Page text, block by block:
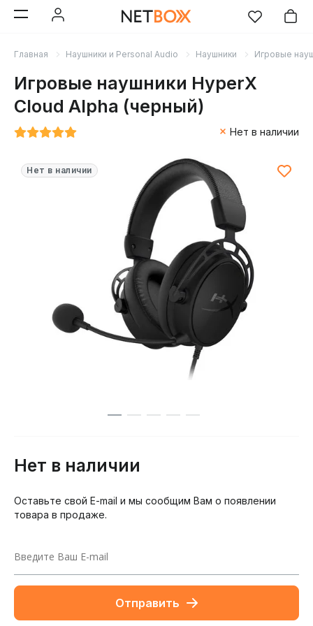
Главная Наушники и Personal Audio Наушники Игровые
Игровые наушники HyperX
Cloud Alpha (черный)
Нет в наличии
Нет в наличии
Нет в наличии
Оставьте свой E-mail и мы сообщим Вам о появлении
товара в продаже.
Отправить